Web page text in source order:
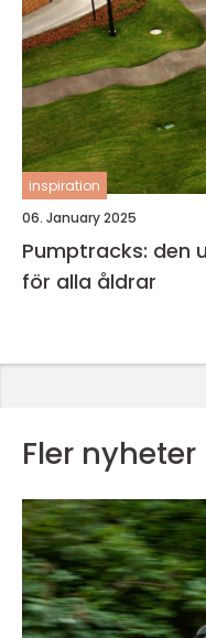
inspiration
06. January 2025
Pumptracks: den
för alla åldrar
Fler nyheter